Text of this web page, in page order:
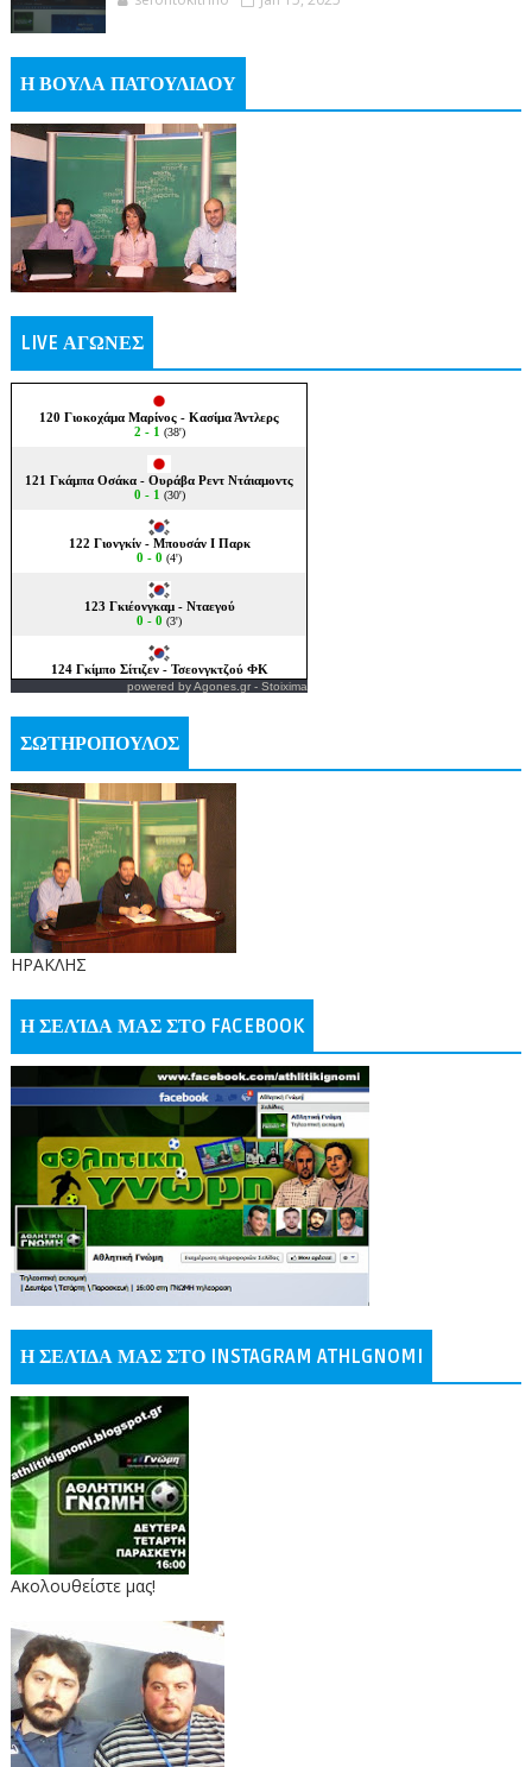
Η ΒΟΥΛΑ ΠΑΤΟΥΛΙΔΟΥ
LIVE ΑΓΩΝΕΣ
powered byAgones.gr- Stoixima
ΣΩΤΗΡΟΠΟΥΛΟΣ
ΗΡΑΚΛΗΣ
Η ΣΕΛΊΔΑ ΜΑΣ ΣΤΟ FACEBOOK
Η ΣΕΛΊΔΑ ΜΑΣ ΣΤΟ INSTAGRAM ATHLGNOMI
Ακολουθείστε μας!